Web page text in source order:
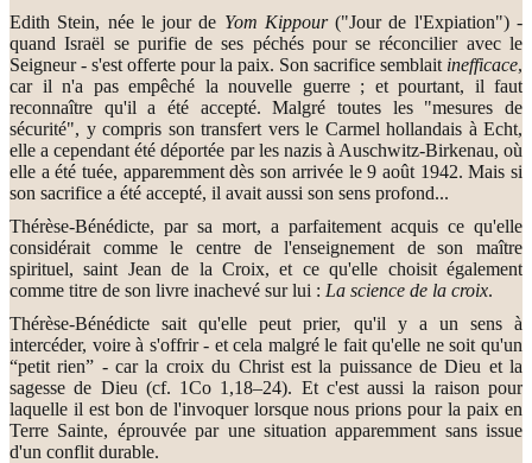
Edith Stein, née le jour de Yom Kippour("Jour de l'Expiation") -
quand Israël se purifie de ses péchés pour se réconcilier avec le
Seigneur - s'est offerte pour la paix. Son sacrifice semblait inefficace,
car il n'a pas empêché la nouvelle guerre ; et pourtant, il faut
reconnaître qu'il a été accepté. Malgré toutes les "mesures de
sécurité", y compris son transfert vers le Carmel hollandais à Echt,
elle a cependant été déportée par les nazis à Auschwitz-Birkenau, où
elle a été tuée, apparemment dès son arrivée le 9 août 1942. Mais si
son sacrifice a été accepté, il avait aussi son sens profond...
Thérèse-Bénédicte, par sa mort, a parfaitement acquis ce qu'elle
considérait comme le centre de l'enseignement de son maître
spirituel, saint Jean de la Croix, et ce qu'elle choisit également
comme titre de son livre inachevé sur lui : La science de la croix.
Thérèse-Bénédicte sait qu'elle peut prier, qu'il y a un sens à
intercéder, voire à s'offrir - et cela malgré le fait qu'elle ne soit qu'un
“petit rien” - car la croix du Christ est la puissance de Dieu et la
sagesse de Dieu (cf. 1Co 1,18–24). Et c'est aussi la raison pour
laquelle il est bon de l'invoquer lorsque nous prions pour la paix en
Terre Sainte, éprouvée par une situation apparemment sans issue
d'un conflit durable.